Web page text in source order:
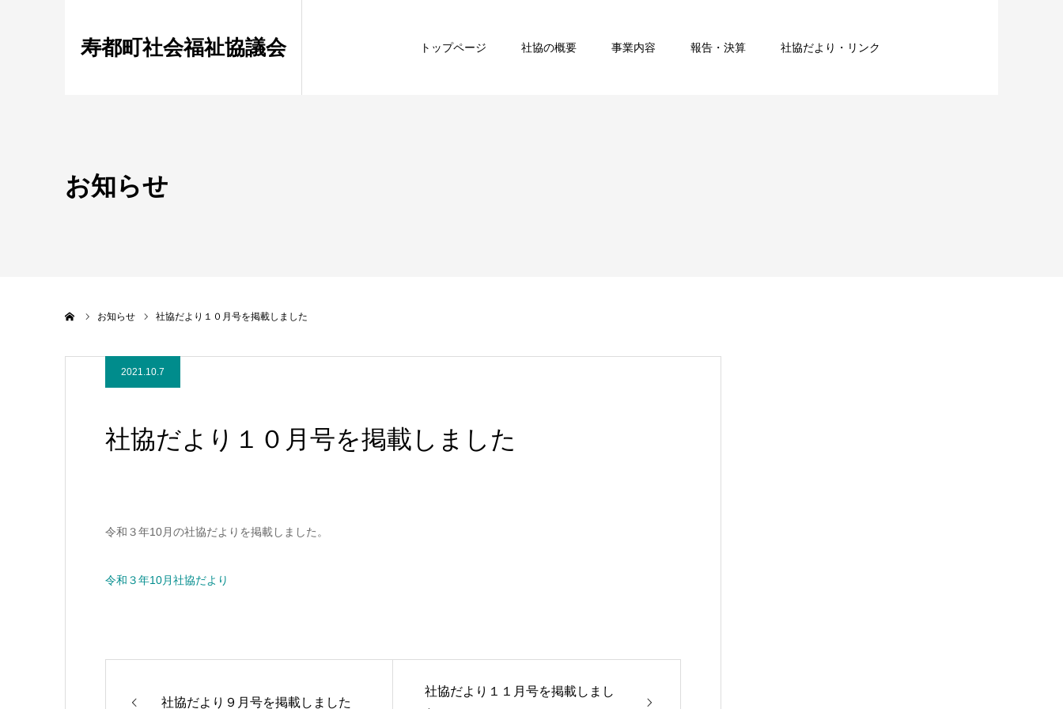
寿都町社会福祉協議会 トップページ 社協の概要 事業内容 報告・決算 社協だより・リンク
お知らせ
お知らせ 社協だより１０月号を掲載しました
2021.10.7
社協だより１０月号を掲載しました
令和３年10月の社協だよりを掲載しました。
令和３年10月社協だより
社協だより９月号を掲載しました
社協だより１１月号を掲載しまし